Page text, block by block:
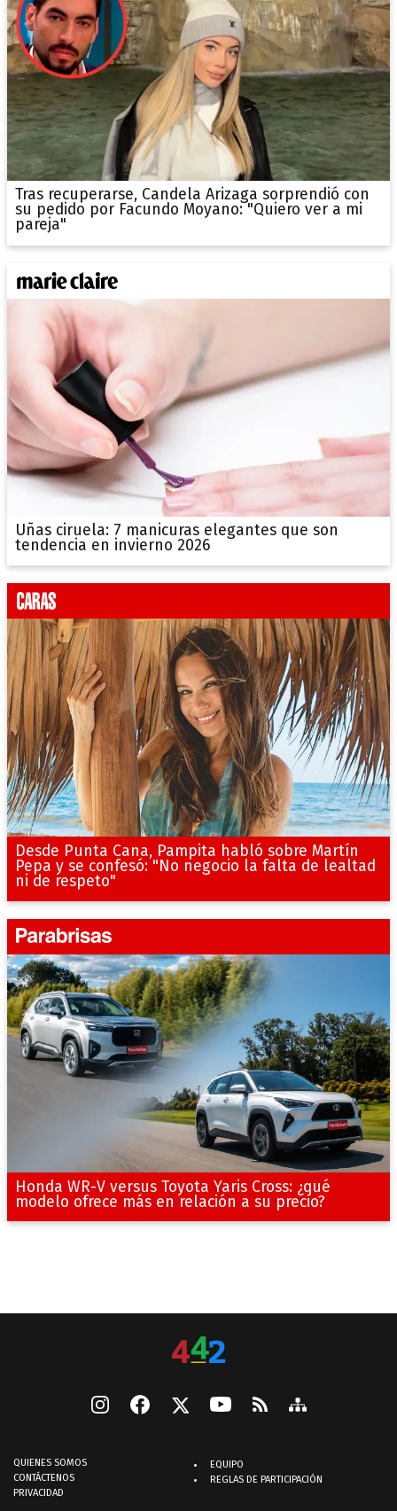
Tras recuperarse, Candela Arizaga sorprendió con
su pedido por Facundo Moyano: "Quiero ver a mi
pareja"
Uñas ciruela: 7 manicuras elegantes que son
tendencia en invierno 2026
Desde Punta Cana, Pampita habló sobre Martín
Pepa y se confesó: "No negocio la falta de lealtad
ni de respeto"
Honda WR-V versus Toyota Yaris Cross: ¿qué
modelo ofrece más en relación a su precio?
QUIENES SOMOS
CONTÁCTENOS
PRIVACIDAD
EQUIPO
REGLAS DE PARTICIPACIÓN